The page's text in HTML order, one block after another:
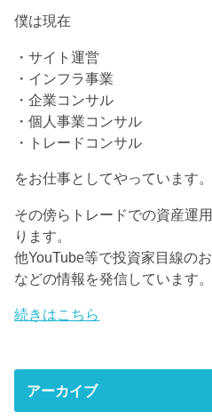
僕は現在
・サイト運営
・インフラ事業
・企業コンサル
・個人事業コンサル
・トレードコンサル
をお仕事としてやっています。
その傍らトレードでの資産運
ります。
他YouTube等で投資家目線の
などの情報を発信しています。
続きはこちら
アーカイブ